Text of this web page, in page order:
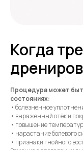
Когда
Процедура может
состояниях:
• болезненное
• выраженный отёк и
• повышение
• нарастание болевого
• признаки гнойного